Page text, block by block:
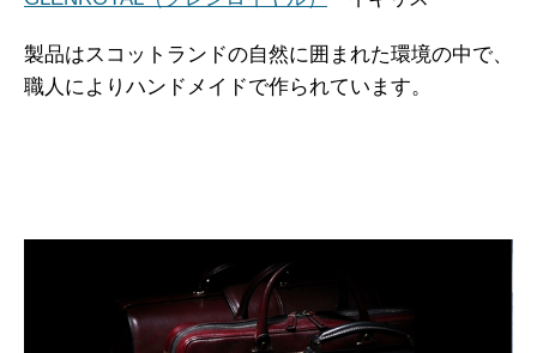
製品はスコットランドの自然に囲まれた環境の中で、
職人によりハンドメイドで作られています。